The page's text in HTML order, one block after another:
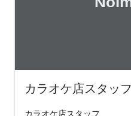
カラオケ店スタッフ
カラオケ店スタッフ